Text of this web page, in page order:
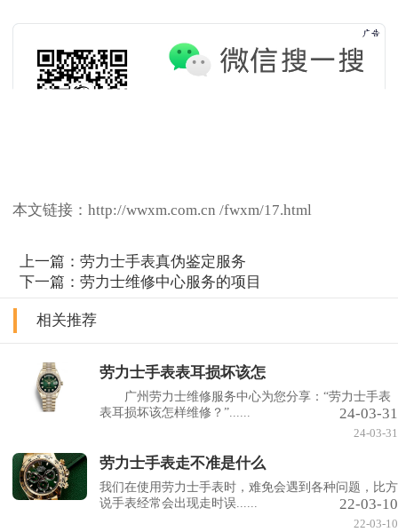
本文链接：http://wwxm.com.cn /fwxm/17.html
上一篇：劳力士手表真伪鉴定服务
下一篇：劳力士维修中心服务的项目
相关推荐
劳力士手表表耳损坏该怎
广州劳力士维修服务中心为您分享：“劳力士手表
表耳损坏该怎样维修？”......
24-03-31
24-03-31
劳力士手表走不准是什么
我们在使用劳力士手表时，难免会遇到各种问题，比方
说手表经常会出现走时误......
22-03-10
22-03-10